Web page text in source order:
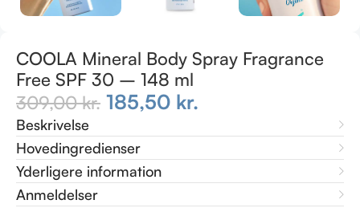
COOLA Mineral Body Spray Fragrance
Free SPF 30 – 148 ml
309,00kr. 185,50 kr.
Beskrivelse
Hovedingredienser
Yderligere information
Anmeldelser